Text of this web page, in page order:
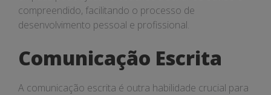
compreendido, facilitando o processo de
desenvolvimento pessoal e profissional.
Comunicação Escrita
A comunicação escrita é outra habilidade crucial para